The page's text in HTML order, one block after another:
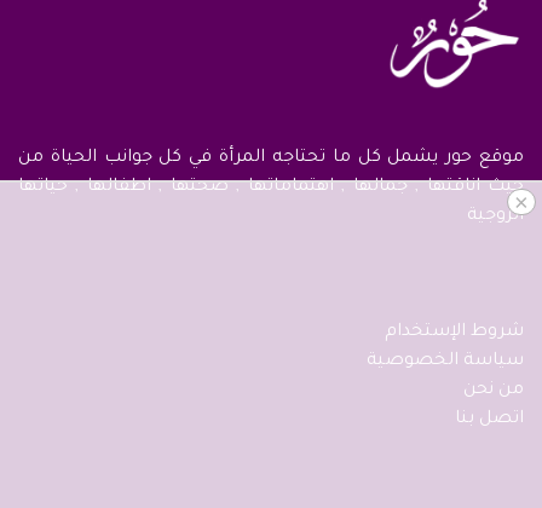
×
موقع حور يشمل كل ما تحتاجه المرأة في كل جوانب الحياة من
حيث اناقتها , جمالها , اهتماماتها , صحتها , اطفالها , حياتها
الزوجية
شروط الإستخدام
سياسة الخصوصية
من نحن
اتصل بنا